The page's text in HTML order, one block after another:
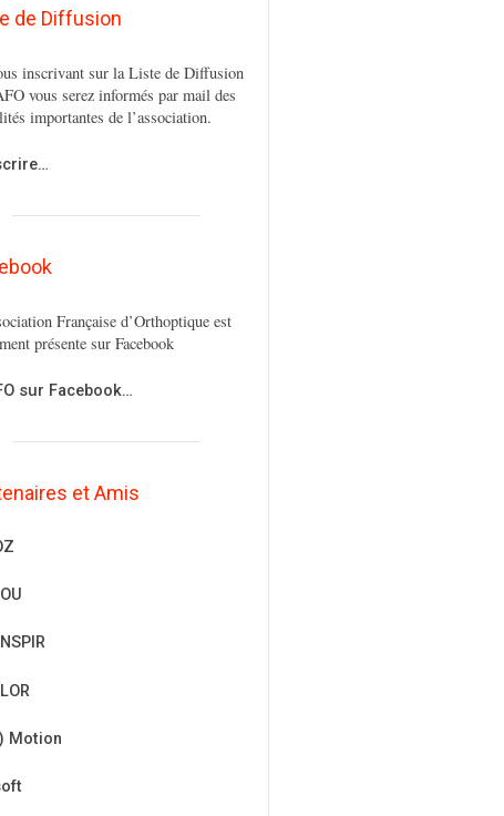
de Diffusion
inscrivant sur la Liste de Diffusion
vous serez informés par mail des
importantes de l’association.
Française d’Orthoptique est
présente sur Facebook
sur Facebook…
et Amis
Motion